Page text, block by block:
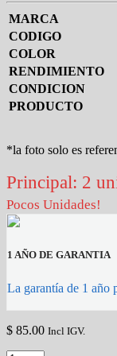
MARCA
CODIGO
COLOR
RENDIMIENTO
CONDICION
PRODUCTO
*la foto solo es
Principal: 2
Pocos Unidades!
1 AÑO DE GARANTIA
La garantía de 1 año
$ 85.00 Incl IGV.